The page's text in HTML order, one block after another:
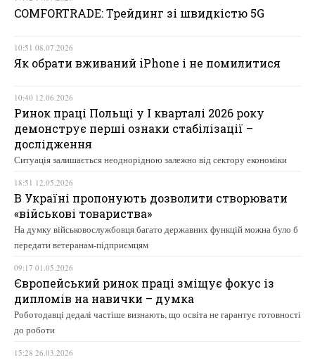
COMFORTRADE: Трейдинг зі швидкістю 5G
10:51 08.07.2026
Як обрати вживаний iPhone і не помилитися
10:40 12.06.2026
Ринок праці Польщі у І кварталі 2026 року
демонструє перші ознаки стабілізації –
дослідження
Ситуація залишається неоднорідною залежно від сектору економіки
18:51 12.05.2026
В Україні пропонують дозволити створювати
«військові товариства»
На думку військовослужбовця багато державних функцій можна було б
передати ветеранам-підприємцям
09:17 01.05.2026
Європейський ринок праці зміщує фокус із
дипломів на навички – думка
Роботодавці дедалі частіше визнають, що освіта не гарантує готовності
до роботи
15:28 26.03.2026